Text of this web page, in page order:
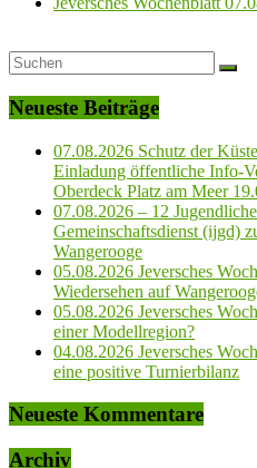
Neueste Beiträge
07.08.2026 Schutz der
Einladung öffentliche Info-
Oberdeck Platz am Meer
07.08.2026 – 12
Gemeinschaftsdienst (ijgd)
Wangerooge
05.08.2026 Jeversches
Wiedersehen auf
05.08.2026 Jeversches
einer Modellregion?
04.08.2026 Jeversches
eine positive Turnierbilanz
Neueste Kommentare
Archiv